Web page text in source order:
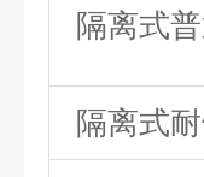
隔离式
隔离式